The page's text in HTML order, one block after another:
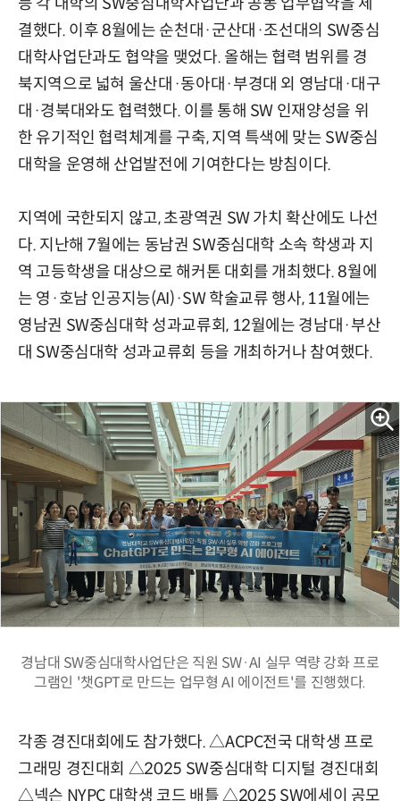
결했다. 이후 8월에는 순천대·군산대·조선대의 SW중심
대학사업단과도 협약을 맺었다. 올해는 협력 범위를 경
북지역으로 넓혀 울산대·동아대·부경대 외 영남대·대구
대·경북대와도 협력했다. 이를 통해 SW 인재양성을 위
한 유기적인 협력체계를 구축, 지역 특색에 맞는 SW중심
대학을 운영해 산업발전에 기여한다는 방침이다.
지역에 국한되지 않고, 초광역권 SW 가치 확산에도 나선
다. 지난해 7월에는 동남권 SW중심대학 소속 학생과 지
역 고등학생을 대상으로 해커톤 대회를 개최했다. 8월에
는 영·호남 인공지능(AI)·SW 학술교류 행사, 11월에는
영남권 SW중심대학 성과교류회, 12월에는 경남대·부산
대 SW중심대학 성과교류회 등을 개최하거나 참여했다.
경남대 SW중심대학사업단은 직원 SW·AI 실무 역량 강화 프로
그램인 '챗GPT로 만드는 업무형 AI 에이전트'를 진행했다.
각종 경진대회에도 참가했다. △ACPC전국 대학생 프로
그래밍 경진대회 △2025 SW중심대학 디지털 경진대회
△넥슨 NYPC 대학생 코드 배틀 △2025 SW에세이 공모